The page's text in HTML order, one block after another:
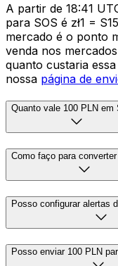
A partir de 18:41
para SOS é zł1 =
mercado é o ponto
venda nos
quanto custaria
nossa página de
Quanto vale 100 PLN em
Como faço para
Posso configurar alertas
Posso enviar 100 PLN